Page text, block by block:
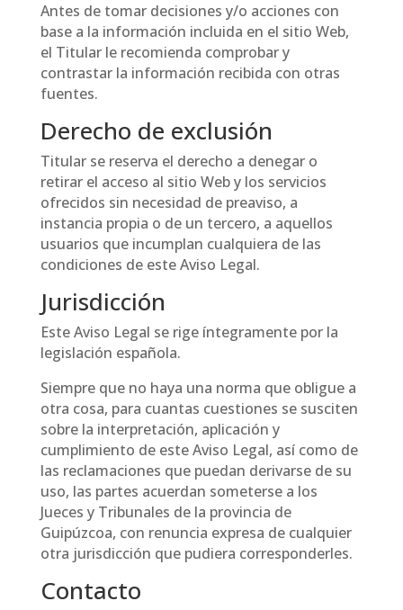
Antes de tomar decisiones y/o acciones con
base a la información incluida en el sitio Web,
el Titular le recomienda comprobar y
contrastar la información recibida con otras
fuentes.
Derecho de exclusión
Titular se reserva el derecho a denegar o
retirar el acceso al sitio Web y los servicios
ofrecidos sin necesidad de preaviso, a
instancia propia o de un tercero, a aquellos
usuarios que incumplan cualquiera de las
condiciones de este Aviso Legal.
Jurisdicción
Este Aviso Legal se rige íntegramente por la
legislación española.
Siempre que no haya una norma que obligue a
otra cosa, para cuantas cuestiones se susciten
sobre la interpretación, aplicación y
cumplimiento de este Aviso Legal, así como de
las reclamaciones que puedan derivarse de su
uso, las partes acuerdan someterse a los
Jueces y Tribunales de la provincia de
Guipúzcoa, con renuncia expresa de cualquier
otra jurisdicción que pudiera corresponderles.
Contacto